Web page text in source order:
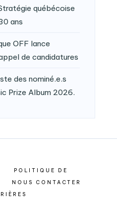
québécoise
ans
OFF lance
de candidatures
des nominé.e.s
Prize Album 2026.
POLITIQUE DE
NOUS CONTACTER